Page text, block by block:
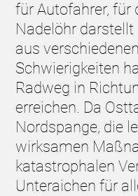
für Autofahrer, für
Nadelöhr darstellt
aus
Schwierigkeiten
Radweg in
erreichen. Da
Nordspange, die
wirksamen
katastrophalen
Unteraichen für